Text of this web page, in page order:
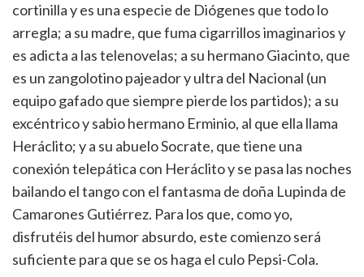
cortinilla y es una especie de Diógenes que todo lo
arregla; a su madre, que fuma cigarrillos imaginarios y
es adicta a las telenovelas; a su hermano Giacinto, que
es un zangolotino pajeador y ultra del Nacional (un
equipo gafado que siempre pierde los partidos); a su
excéntrico y sabio hermano Erminio, al que ella llama
Heráclito; y a su abuelo Socrate, que tiene una
conexión telepática con Heráclito y se pasa las noches
bailando el tango con el fantasma de doña Lupinda de
Camarones Gutiérrez. Para los que, como yo,
disfrutéis del humor absurdo, este comienzo será
suficiente para que se os haga el culo Pepsi-Cola.